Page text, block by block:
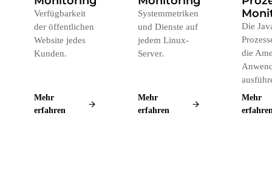
Verfügbarkeit
der öffentlichen
Website jedes
Kunden.
Mehr
erfahren
Systemmetriken
und Dienste auf
jedem Linux-
Server.
Mehr
erfahren
Die
die
Mehr